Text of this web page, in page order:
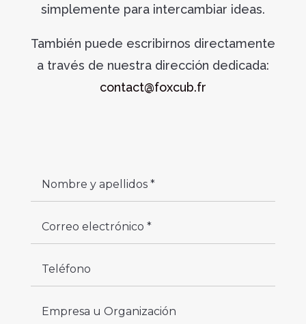
simplemente para intercambiar ideas.
También puede escribirnos directamente
a través de nuestra dirección dedicada:
contact@foxcub.fr